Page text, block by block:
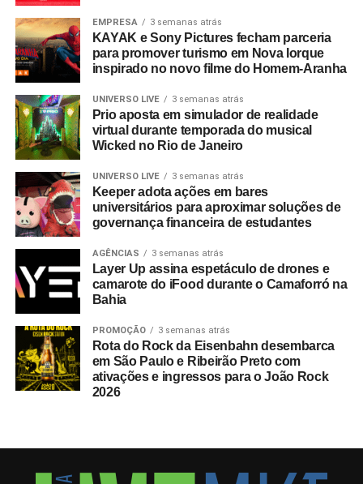
EMPRESA 3 semanas atrás
KAYAK e Sony Pictures fecham parceria
para promover turismo em Nova Iorque
inspirado no novo filme do Homem-Aranha
UNIVERSO LIVE 3 semanas atrás
Prio aposta em simulador de realidade
virtual durante temporada do musical
Wicked no Rio de Janeiro
UNIVERSO LIVE 3 semanas atrás
Keeper adota ações em bares
universitários para aproximar soluções de
governança financeira de estudantes
AGÊNCIAS 3 semanas atrás
Layer Up assina espetáculo de drones e
camarote do iFood durante o Camaforró na
Bahia
PROMOÇÃO 3 semanas atrás
Rota do Rock da Eisenbahn desembarca
em São Paulo e Ribeirão Preto com
ativações e ingressos para o João Rock
2026